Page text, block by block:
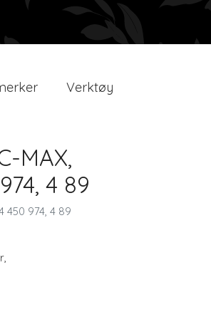
Verktøy
MAX,
4 89
450 974, 4 89
,